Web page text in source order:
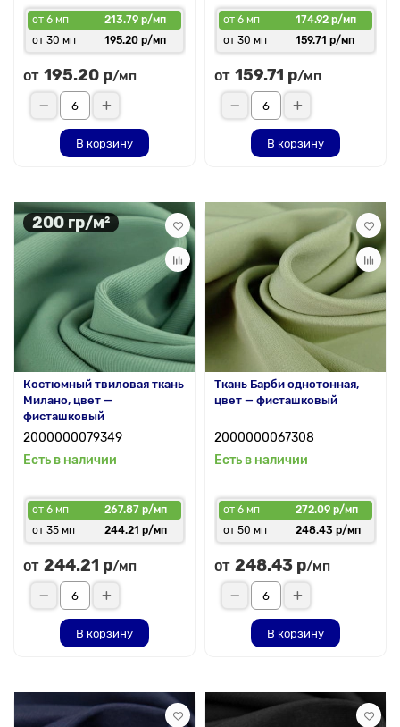
от 6 мп
213.79 р/мп
от 30 мп
195.20 р/мп
от 195.20 р/мп
В корзину
от 6 мп
174.92 р/мп
от 30 мп
159.71 р/мп
от 159.71 р/мп
В корзину
200 гр/м²
Костюмный твиловая ткань
Милано, цвет —
фисташковый
2000000079349
Есть в наличии
от 6 мп
267.87 р/мп
от 35 мп
244.21 р/мп
от 244.21 р/мп
В корзину
Ткань Барби однотонная,
цвет — фисташковый
2000000067308
Есть в наличии
от 6 мп
272.09 р/мп
от 50 мп
248.43 р/мп
от 248.43 р/мп
В корзину